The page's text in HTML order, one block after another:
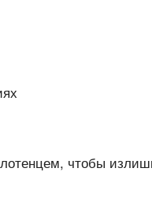
чтобы